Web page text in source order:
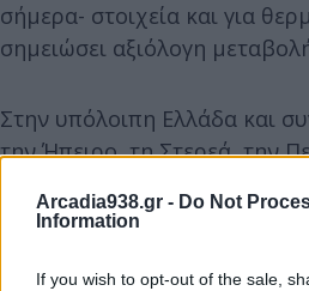
Arcadia938.gr - Do Not
Information
If you wish to opt-out of the sale,
σήμερα- στοιχεία και για
σημειώσει αξιόλογη
Στην υπόλοιπη Ελλάδα και
την Ήπειρο, τη Στερεά, την
Εύβοια και την Κρήτη
νεφώσεις με τοπικές βροχές